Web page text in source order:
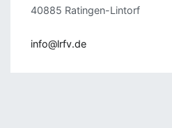
40885 Ratingen-Lintorf
info@lrfv.de